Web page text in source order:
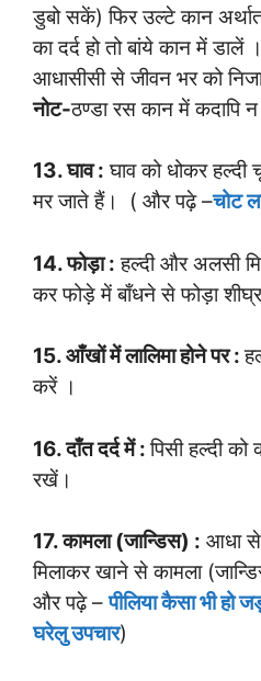
डुबो सकें) फिर उल्टे कान
का दर्द हो तो बांये कान में
आधासीसी से जीवन भर को
नोट-ठण्डा रस कान में कदापि
13. घाव : घाव को धोकर
मर जाते हैं। ( और पढ़े –चोट
14. फोड़ा : हल्दी और अलसी
कर फोड़े में बाँधने से फोड़ा
15. आँखों में लालिमा होने पर :
करें ।
16. दाँत दर्द में :पिसी हल्दी
रखें।
17. कामला (जान्डिस) : आधा से
मिलाकर खाने से कामला
और पढ़े –पीलिया कैसा भी
घरेलु उपचार)